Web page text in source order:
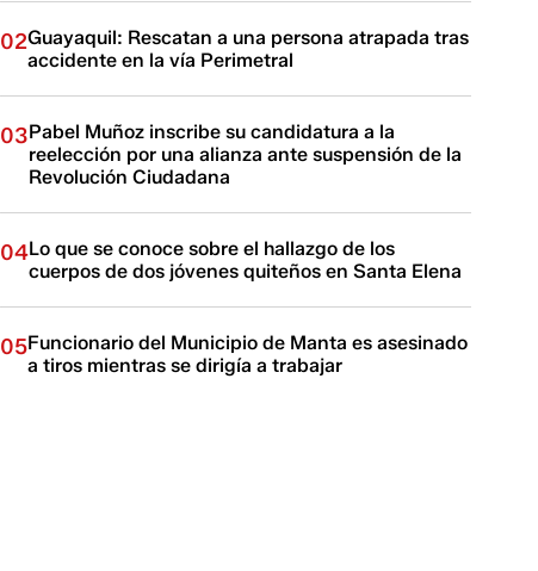
02Guayaquil: Rescatan a una persona atrapada tras
accidente en la vía Perimetral
03Pabel Muñoz inscribe su candidatura a la
reelección por una alianza ante suspensión de la
Revolución Ciudadana
04Lo que se conoce sobre el hallazgo de los
cuerpos de dos jóvenes quiteños en Santa Elena
05Funcionario del Municipio de Manta es asesinado
a tiros mientras se dirigía a trabajar